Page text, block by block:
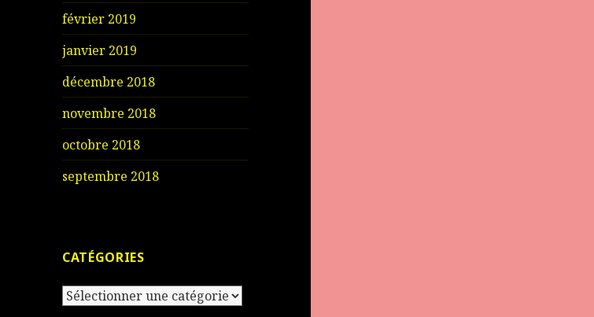
février 2019
janvier 2019
décembre 2018
novembre 2018
octobre 2018
septembre 2018
CATÉGORIES
Catégories